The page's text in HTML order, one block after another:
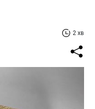
2 хв